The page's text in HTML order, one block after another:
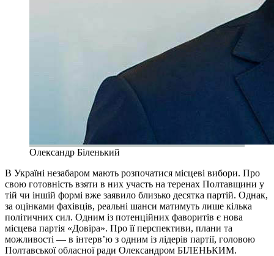
Олександр Біленький
В Україні незабаром мають розпочатися місцеві вибори. Про
свою готовність взяти в них участь на теренах Полтавщини у
тій чи іншій формі вже заявило близько десятка партій. Однак,
за оцінками фахівців, реальні шанси матимуть лише кілька
політичних сил. Одним із потенційних фаворитів є нова
місцева партія «Довіра». Про її перспективи, плани та
можливості — в інтерв’ю з одним із лідерів партії, головою
Полтавської обласної ради Олександром БІЛЕНЬКИМ.